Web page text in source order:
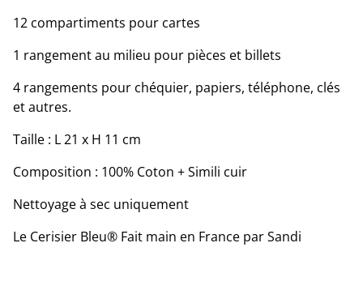
12 compartiments pour cartes
1 rangement au milieu pour pièces et billets
4 rangements pour chéquier, papiers, téléphone, clés
et autres.
Taille : L 21 x H 11 cm
Composition : 100% Coton + Simili cuir
Nettoyage à sec uniquement
Le Cerisier Bleu® Fait main en France par Sandi